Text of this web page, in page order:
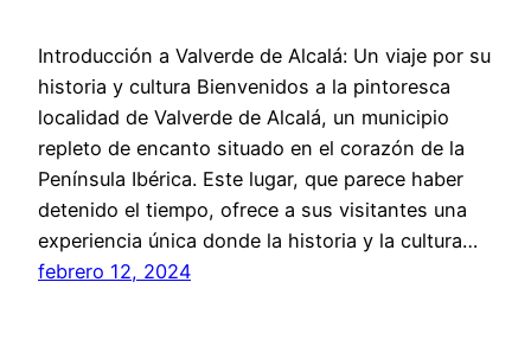
Introducción a Valverde de Alcalá: Un viaje por su
historia y cultura Bienvenidos a la pintoresca
localidad de Valverde de Alcalá, un municipio
repleto de encanto situado en el corazón de la
Península Ibérica. Este lugar, que parece haber
detenido el tiempo, ofrece a sus visitantes una
experiencia única donde la historia y la cultura…
febrero 12, 2024